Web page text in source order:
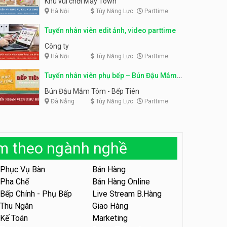
bàn parttime
Tuyển nhân viên tư vấn bán
Shop mỹ phẩm
Tuyển nhân viên bán hàng,
KIBO KIDS
Tuyển nhân viên edit ảnh,
Tuyển nhân viên tiếp thực,
phục vụ bàn
Nhà hàng Phủi Quán
Tuyển nhân viên phục vụ ca
tối – quán kem dừa
Quán kem dừa
Hà Nội Tùy Năng Lực Parttime
Tuyển nhân viên edit ảnh, video parttime
Công ty
Hà Nội Tùy Năng Lực Parttime
Tuyển nhân viên phụ bếp – Bún Đậu Mắm
Tôm – Bếp Tiên
Bún Đậu Mắm Tôm - Bếp Tiên
Đà Nẵng Tùy Năng Lực Parttime
theo ngành nghề
Phục Vụ Bàn
Bán Hàng
Pha Chế
Bán Hàng Online
Bếp Chính - Phụ Bếp
Live Stream B.Hàng
Thu Ngân
Giao Hàng
Kế Toán
Marketing